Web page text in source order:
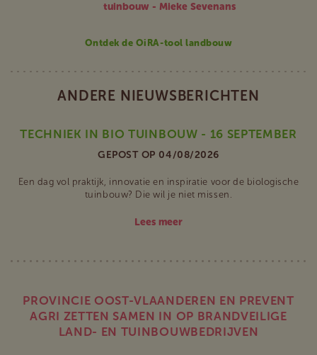
tuinbouw - Mieke Sevenans
Ontdek de OiRA-tool landbouw
ANDERE NIEUWSBERICHTEN
TECHNIEK IN BIO TUINBOUW - 16 SEPTEMBER
GEPOST OP 04/08/2026
Een dag vol praktijk, innovatie en inspiratie voor de biologische
tuinbouw? Die wil je niet missen.
Lees meer
PROVINCIE OOST-VLAANDEREN EN PREVENT
AGRI ZETTEN SAMEN IN OP BRANDVEILIGE
LAND- EN TUINBOUWBEDRIJVEN